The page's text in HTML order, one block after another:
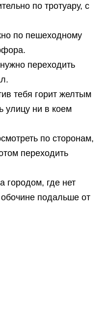
по тротуару, с
по пешеходному
переходить
тебя горит желтым
улицу ни в коем
по сторонам,
переходить
городом, где нет
подальше от